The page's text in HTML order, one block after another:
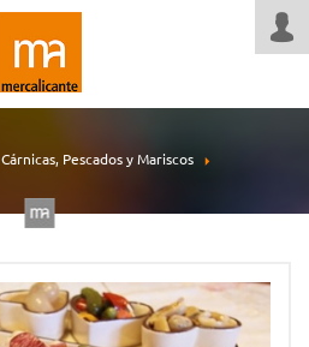
Cárnicas, Pescados y Mariscos